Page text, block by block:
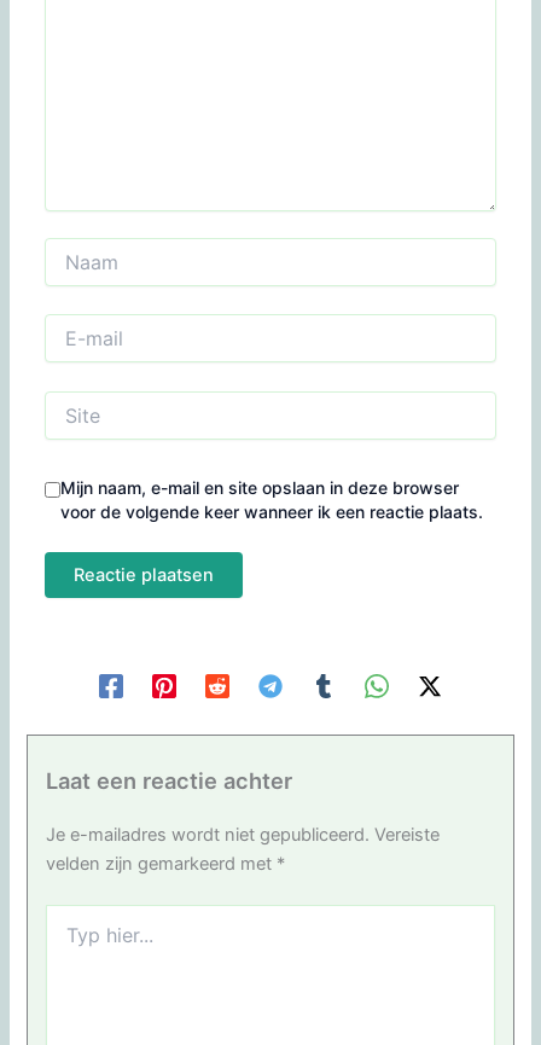
mail
Mijn naam, e-mail en site opslaan in deze browser
voor de volgende keer wanneer ik een reactie plaats.
Laat een reactie achter
Je e-mailadres wordt niet gepubliceerd. Vereiste
velden zijn gemarkeerd met *
hier...